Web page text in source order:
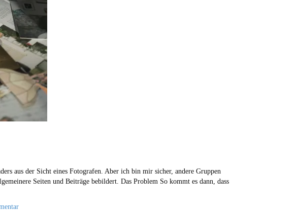
aus der Sicht eines Fotografen. Aber ich bin mir sicher, andere Gruppen
Seiten und Beiträge bebildert. Das Problem So kommt es dann, dass